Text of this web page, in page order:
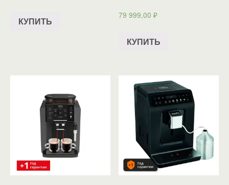
КУПИТЬ
79 999,00₽
КУПИТЬ